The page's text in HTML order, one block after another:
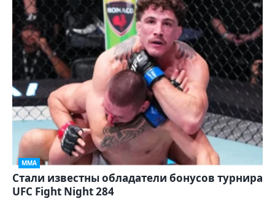
ММА
Стали известны обладатели бонусов турнира
UFC Fight Night 284